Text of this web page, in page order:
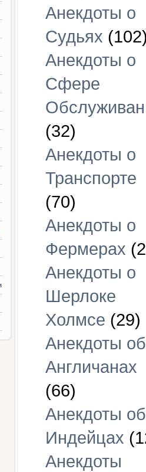
Анекдоты о
Судьях
Анекдоты о
Сфере
(32)
Анекдоты о
Транспорте
(70)
Анекдоты о
Фермерах
Анекдоты о
Шерлоке
Холмсе (29)
Анекдоты об
Англичанах
(66)
Анекдоты об
Индейцах
Анекдоты